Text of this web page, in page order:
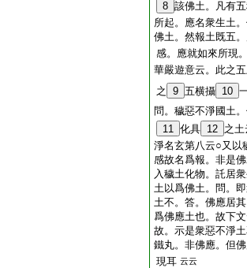
8 該佛土。凡有
所起。應名衆生土
佛土。然報土既五
感。應就如來所現
華嚴遊意云。此之
之
9 五横攝 10
問。穢惡不淨國土
11 化具 12 之
淨名玄第八云○又以
感故名爲報。非是
入穢土化物。託居
土以爲佛土。問。
土不。答。佛應居
爲佛應土也。故下
故。示是衆惡不淨
鐵丸。非佛應。但
現耳 云云